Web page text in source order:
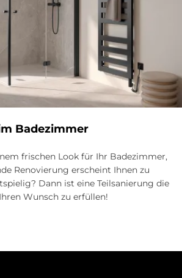
Badezimmer
frischen Look für Ihr Badezimmer,
Renovierung erscheint Ihnen zu
Dann ist eine Teilsanierung die
Wunsch zu erfüllen!